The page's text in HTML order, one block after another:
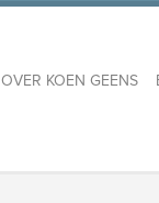
OVER KOEN GEENS